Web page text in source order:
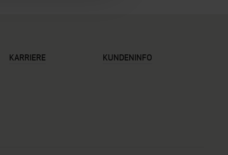
KARRIERE KUNDENINFO